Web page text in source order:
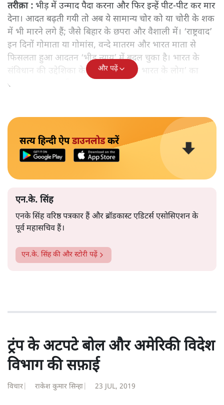
तबरेज़, पहलू ख़ान, जुनैद, अख़लाक़ और दर्जनों अन्य मारे गए।
मूल कारण :शक। घर में या टिफ़िन में या साइकिल पर या ट्रक में
गोवंश या गोमांस।
अन्य कारण :‘वन्दे मातरम’ या ‘भारत माता की जय’ बुलवाने पर
उनका नए ‘राष्ट्र-भक्ति टेस्ट’ में फ़ेल होना या कई बार महज
पोशाक या चेहरे पर दाढ़ी के आधार पर हमला कर राष्ट्रवाद की
सीख देना या शक करना (कई बार हक़ीक़त भी) कि पाकिस्तान
तरीक़ा :
भीड़ में उन्माद पैदा करना और फिर इन्हें पीट-पीट कर मार
देना। आदत बढ़ती गयी तो अब ये सामान्य चोर को या चोरी के शक
में भी मारने लगे हैं; जैसे बिहार के छपरा और वैशाली में। ‘राष्ट्रवाद’
इन दिनों गोमाता या गोमांस, वन्दे मातरम और भारत माता से
फिसलता हुआ आदतन ‘भीड़ न्याय’ में बदल चुका है। भारत के
स्थान शायद ‘हम भीड़ तंत्र के लोग’ लेता जा रहा है।
सत्य हिन्दी ऐपडाउनलोड करें
एनके सिंह वरिष्ठ पत्रकार हैं और ब्रॉडकास्ट एडिटर्स एसोसिएशन के
पूर्व महासचिव हैं।
एन.के. सिंह की और स्टोरी पढ़ें